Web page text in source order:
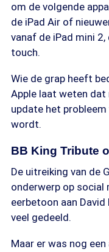
om de volgende
de iPad Air of
vanaf de iPad mini
touch.
Wie de grap heeft
Apple laat weten
update het
wordt.
BB King Tribute
De uitreiking van de
onderwerp op social
eerbetoon aan
veel gedeeld.
Maar er was nog een